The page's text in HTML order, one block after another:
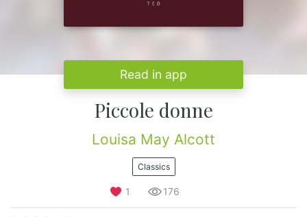
Read in app
Piccole donne
Louisa May Alcott
Classics
1 176